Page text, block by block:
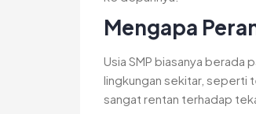
Mengapa
Usia SMP biasanya berada
lingkungan sekitar, seperti
sangat rentan terhadap